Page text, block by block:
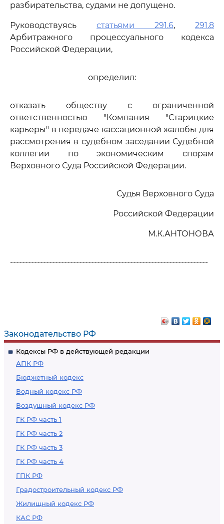
Законодательство РФ
Кодексы РФ в действующей редакции
АПК РФ
Бюджетный кодекс
Водный кодекс РФ
Воздушный кодекс РФ
ГК РФ часть 1
ГК РФ часть 2
ГК РФ часть 3
ГК РФ часть 4
ГПК РФ
Градостроительный кодекс РФ
Жилищный кодекс РФ
КАС РФ
разбирательства, судами не допущено.
Руководствуясь статьями 291.6, 291.8
Арбитражного процессуального кодекса
Российской Федерации,
определил:
отказать обществу с ограниченной
ответственностью "Компания "Старицкие
карьеры" в передаче кассационной жалобы для
рассмотрения в судебном заседании Судебной
коллегии по экономическим спорам
Верховного Суда Российской Федерации.
Судья Верховного Суда
Российской Федерации
М.К.АНТОНОВА
------------------------------------------------------------------